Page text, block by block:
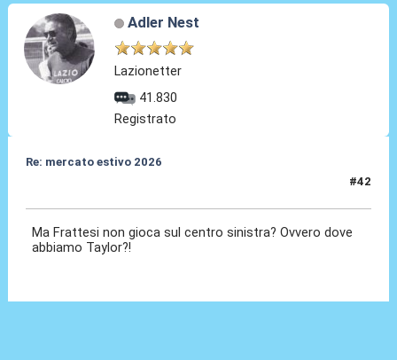
Adler Nest
Lazionetter
41.830
Registrato
Re: mercato estivo 2026
#42
Ma Frattesi non gioca sul centro sinistra? Ovvero dove
abbiamo Taylor?!